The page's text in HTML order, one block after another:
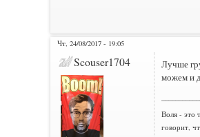
Чт, 24/08/2017 - 19:05
Scouser1704
Лучше
можем и
Воля - это
говорит,